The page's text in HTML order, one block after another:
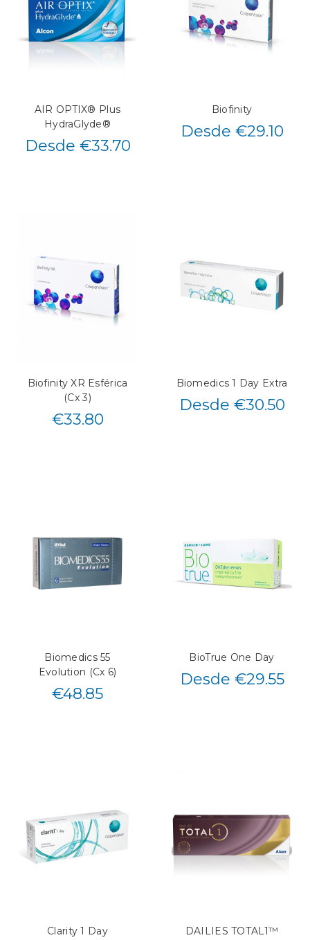
AIR OPTIX® Plus
HydraGlyde®
Desde €33.70
Biofinity
Desde €29.10
Biofinity XR Esférica
(Cx 3)
€33.80
Biomedics 1 Day Extra
Desde €30.50
Biomedics 55
Evolution (Cx 6)
€48.85
BioTrue One Day
Desde €29.55
Clarity 1 Day DAILIES TOTAL1™